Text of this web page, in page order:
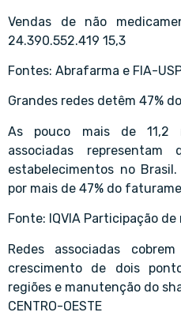
Vendas de não
24.390.552.419 15,3
Fontes: Abrafarma e FIA-
Grandes redes detêm 47%
As pouco mais de 11,2
associadas
estabelecimentos no
por mais de 47% do
Fonte: IQVIA Participação
Redes associadas
crescimento de dois
regiões e manutenção do
CENTRO-OESTE